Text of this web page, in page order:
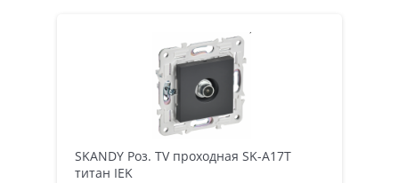
SKANDY Роз. TV проходная SK-A17T
титан IEK